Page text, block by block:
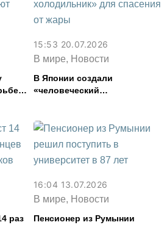
с
15:53 20.07.2026
В мире, Новости
В Японии создали
«человеческий
раз
16:04 13.07.2026
В мире, Новости
Пенсионер из Румынии